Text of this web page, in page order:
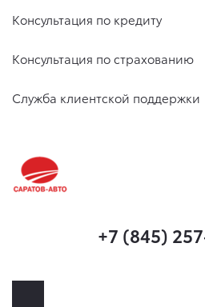
Консультация по кредиту
Консультация по страхованию
Служба клиентской поддержки
+7 (845)